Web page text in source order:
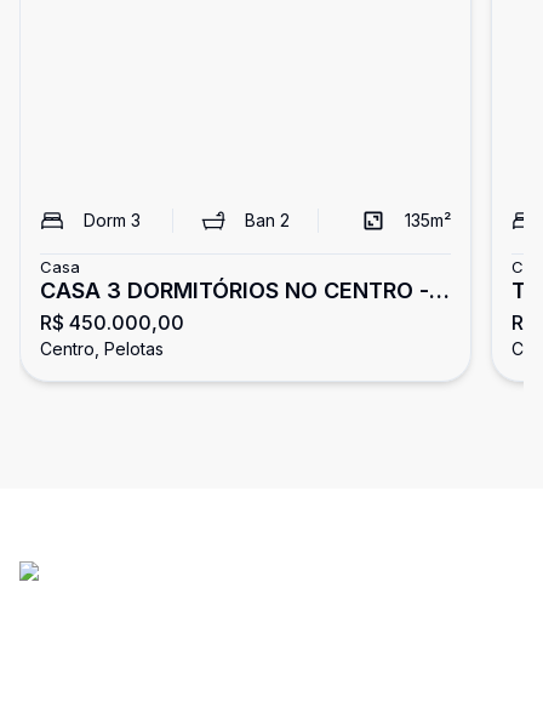
Dorm 3 Ban2 135m²
Casa
CASA 3 DORMITÓRIOS NO CENTRO -
PERTO DA AV. BENTO
R$ 450.000,00
Centro, Pelotas